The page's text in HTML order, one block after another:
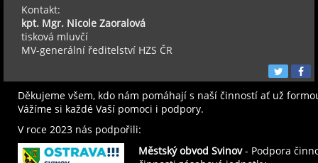
Kontakt:
kpt. Mgr. Nicole Zaoralová
tisková mluvčí
MV-generální ředitelství HZS ČR
Děkujeme všem, kdo nám pomáhají s naší činností ať už
Vážíme si každé Vaší pomoci i podpory.
V roce 2023 nás podpořili:
Městský obvod Svinov- Podpora